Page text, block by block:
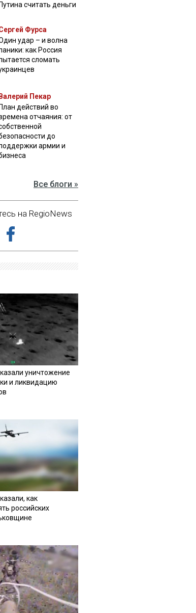
Путина считать деньги
Фурса
удар – и волна
как Россия
сломать
Валерий Пекар
План действий во
отчаяния: от
до
армии и
Все блоги »
на RegioNews
уничтожение
и ликвидацию
как
российских